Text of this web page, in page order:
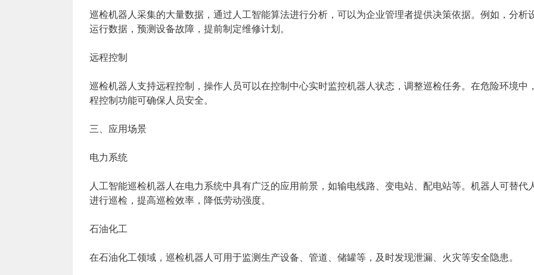
巡检机器人采集的大量数据，通过人工智能算法进行分析，可以为企业管理者提供决策依据。例如，分析
运行数据，预测设备故障，提前制定维修计划。
远程控制
巡检机器人支持远程控制，操作人员可以在控制中心实时监控机器人状态，调整巡检任务。在危险环境中
程控制功能可确保人员安全。
三、应用场景
电力系统
人工智能巡检机器人在电力系统中具有广泛的应用前景，如输电线路、变电站、配电站等。机器人可替代
进行巡检，提高巡检效率，降低劳动强度。
石油化工
在石油化工领域，巡检机器人可用于监测生产设备、管道、储罐等，及时发现泄漏、火灾等安全隐患。